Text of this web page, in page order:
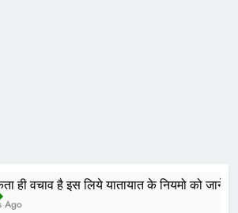
ही वचाव है इस लिये यातायात के नियमो को जाने